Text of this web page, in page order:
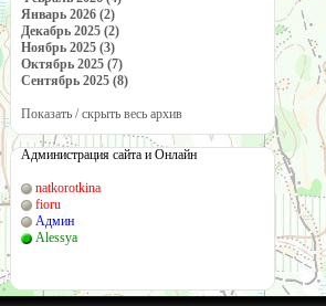
Январь 2026 (2)
Декабрь 2025 (2)
Ноябрь 2025 (3)
Октябрь 2025 (7)
Сентябрь 2025 (8)
Показать / скрыть весь архив
Администрация сайта и Онлайн
natkorotkina
fioru
Админ
Alessya